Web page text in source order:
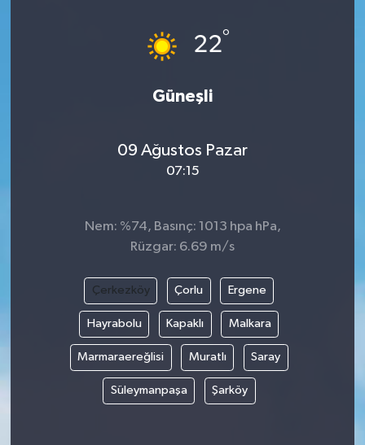
22°
Güneşli
09 Ağustos Pazar
07:15
Nem: %74, Basınç: 1013 hpa hPa,
Rüzgar: 6.69 m/s
Çerkezköy Çorlu Ergene
Hayrabolu Kapaklı Malkara
Marmaraereğlisi Muratlı Saray
Süleymanpaşa Şarköy